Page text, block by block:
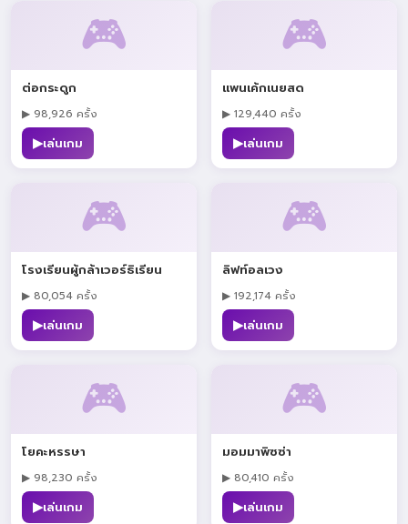
🎮
ต่อกระดูก
▶ 98,926 ครั้ง
▶เล่นเกม
🎮
แพนเค้กเนยสด
▶ 129,440 ครั้ง
▶เล่นเกม
🎮
โรงเรียนผู้กล้าเวอร์ธิเรียน
▶ 80,054 ครั้ง
▶เล่นเกม
🎮
ลิฟท์อลเวง
▶ 192,174 ครั้ง
▶เล่นเกม
🎮
โยคะหรรษา
▶ 98,230 ครั้ง
▶เล่นเกม
🎮
มอมมาพิซซ่า
▶ 80,410 ครั้ง
▶เล่นเกม